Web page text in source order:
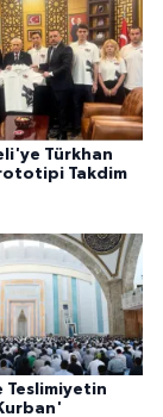
Türkhan
Takdim
Teslimiyetin